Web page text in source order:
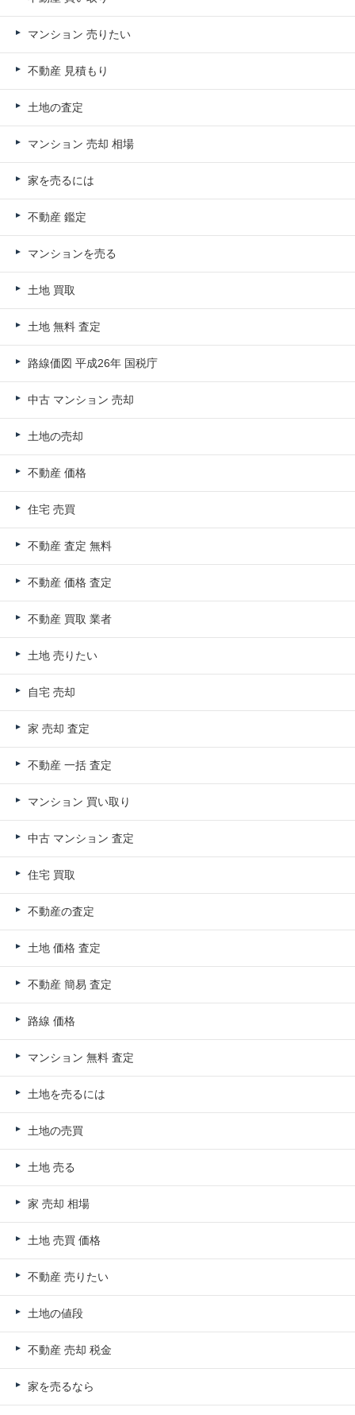
マンション 売りたい
不動産 見積もり
土地の査定
マンション 売却 相場
家を売るには
不動産 鑑定
マンションを売る
土地 買取
土地 無料 査定
路線価図 平成26年 国税庁
中古 マンション 売却
土地の売却
不動産 価格
住宅 売買
不動産 査定 無料
不動産 価格 査定
不動産 買取 業者
土地 売りたい
自宅 売却
家 売却 査定
不動産 一括 査定
マンション 買い取り
中古 マンション 査定
住宅 買取
不動産の査定
土地 価格 査定
不動産 簡易 査定
路線 価格
マンション 無料 査定
土地を売るには
土地の売買
土地 売る
家 売却 相場
土地 売買 価格
不動産 売りたい
土地の値段
不動産 売却 税金
家を売るなら